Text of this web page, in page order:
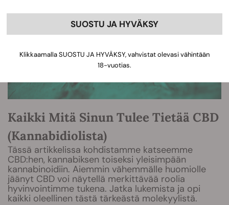
Kaikki Mitä Sinun Tulee Tietää CBD
(Kannabidiolista)
Tässä artikkelissa kohdistamme katseemme
CBD:hen, kannabiksen toiseksi yleisimpään
kannabinoidiin. Aiemmin vähemmälle huomiolle
jäänyt CBD voi näytellä merkittävää roolia
hyvinvointimme tukena. Jatka lukemista ja opi
kaikki oleellinen tästä tärkeästä molekyylistä.
SUOSTU JA HYVÄKSY
Klikkaamalla SUOSTU JA HYVÄKSY, vahvistat olevasi vähintään
18-vuotias.